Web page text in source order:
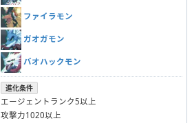
ファイラモン
ガオガモン
バオハックモン
進化条件
エージェントランク5以上
攻撃力1020以上